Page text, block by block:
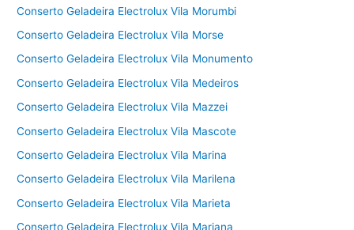
Conserto Geladeira Electrolux Vila Morumbi
Conserto Geladeira Electrolux Vila Morse
Conserto Geladeira Electrolux Vila Monumento
Conserto Geladeira Electrolux Vila Medeiros
Conserto Geladeira Electrolux Vila Mazzei
Conserto Geladeira Electrolux Vila Mascote
Conserto Geladeira Electrolux Vila Marina
Conserto Geladeira Electrolux Vila Marilena
Conserto Geladeira Electrolux Vila Marieta
Conserto Geladeira Electrolux Vila Mariana